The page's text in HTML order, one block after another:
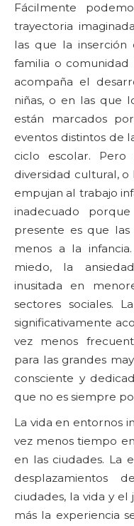
Fácilmente
trayectoria
las que la
familia o
acompaña el
niñas, o en las que
están marcados
eventos distintos de
ciclo escolar.
diversidad cultural, o
empujan al trabajo
inadecuado
presente es que las
menos a la
miedo, la
inusitada en
sectores sociales.
significativamente
vez menos
para las grandes
consciente y
que no es siempre
La vida en entornos
vez menos tiempo
en las ciudades. La
desplazamientos
ciudades, la vida y
más la experiencia